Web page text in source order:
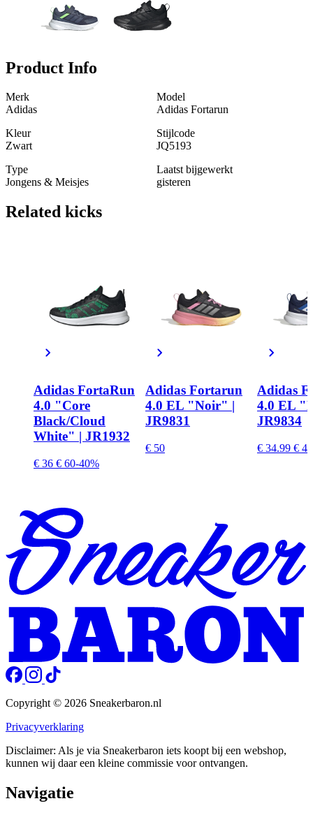
Product Info
Merk
Adidas
Model
Adidas Fortarun
Kleur
Zwart
Stijlcode
JQ5193
Type
Jongens & Meisjes
Laatst bijgewerkt
gisteren
Related kicks
Adidas FortaRun
4.0 "Core
Black/Cloud
White" | JR1932
€ 36 € 60-40%
Adidas Fortarun
4.0 EL "Noir" |
JR9831
€ 50
Adidas
4.0 EL
JR9834
€ 34.99 €
Copyright © 2026 Sneakerbaron.nl
Privacyverklaring
Disclaimer: Als je via Sneakerbaron iets koopt bij een webshop,
kunnen wij daar een kleine commissie voor ontvangen.
Navigatie